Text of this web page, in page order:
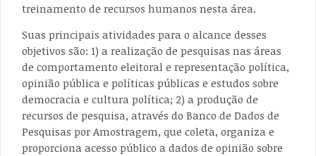
treinamento de recursos humanos nesta área.
Suas principais atividades para o alcance desses
objetivos são: 1) a realização de pesquisas nas áreas
de comportamento eleitoral e representação política,
opinião pública e políticas públicas e estudos sobre
democracia e cultura política; 2) a produção de
recursos de pesquisa, através do Banco de Dados de
Pesquisas por Amostragem, que coleta, organiza e
proporciona acesso público a dados de opinião sobre